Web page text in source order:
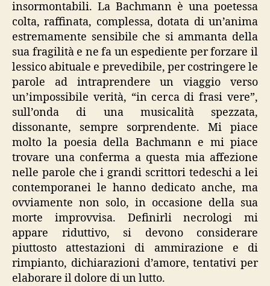
insormontabili. La Bachmann è una poetessa
colta, raffinata, complessa, dotata di un’anima
estremamente sensibile che si ammanta della
sua fragilità e ne fa un espediente per forzare il
lessico abituale e prevedibile, per costringere le
parole ad intraprendere un viaggio verso
un’impossibile verità, “in cerca di frasi vere”,
sull’onda di una musicalità spezzata,
dissonante, sempre sorprendente. Mi piace
molto la poesia della Bachmann e mi piace
trovare una conferma a questa mia affezione
nelle parole che i grandi scrittori tedeschi a lei
contemporanei le hanno dedicato anche, ma
ovviamente non solo, in occasione della sua
morte improvvisa. Definirli necrologi mi
appare riduttivo, si devono considerare
piuttosto attestazioni di ammirazione e di
rimpianto, dichiarazioni d’amore, tentativi per
elaborare il dolore di un lutto.